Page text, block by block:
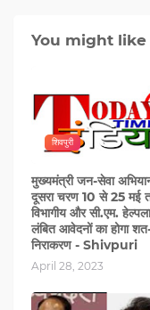
You might like
शिवपुरी
मुख्यमंत्री जन-सेवा
दूसरा चरण 10 से 25 मई
विभागीय और सी.एम.
लंबित आवेदनों का होगा
निराकरण - Shivpuri
April 28, 2023